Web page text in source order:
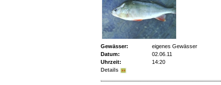
Gewässer:
eigenes Gewässer
Datum:
02.06.11
Uhrzeit:
14:20
Details